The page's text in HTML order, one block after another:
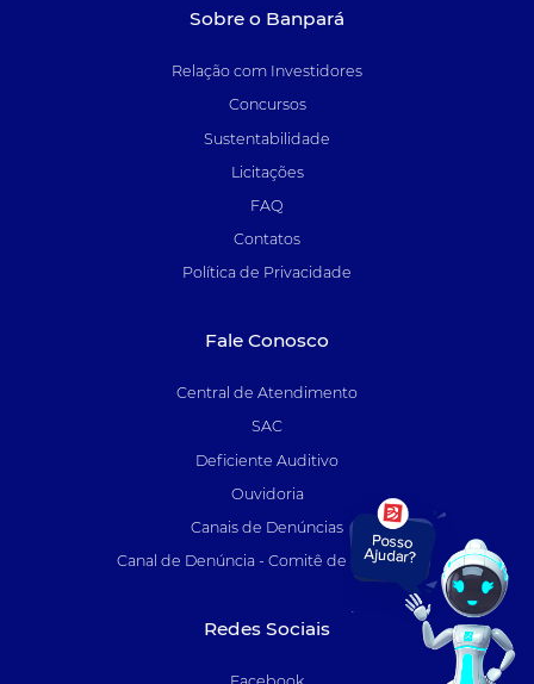
Sobre o Banpará
Relação com Investidores
Concursos
Sustentabilidade
Licitações
FAQ
Contatos
Política de Privacidade
Fale Conosco
Central de Atendimento
SAC
Deficiente Auditivo
Ouvidoria
Canais de Denúncias
Canal de Denúncia - Comitê de Auditoria
Redes Sociais